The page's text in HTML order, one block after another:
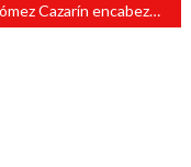
Gómez Cazarín encabeza construcción de camino en Arroyo de Liza, San Andrés